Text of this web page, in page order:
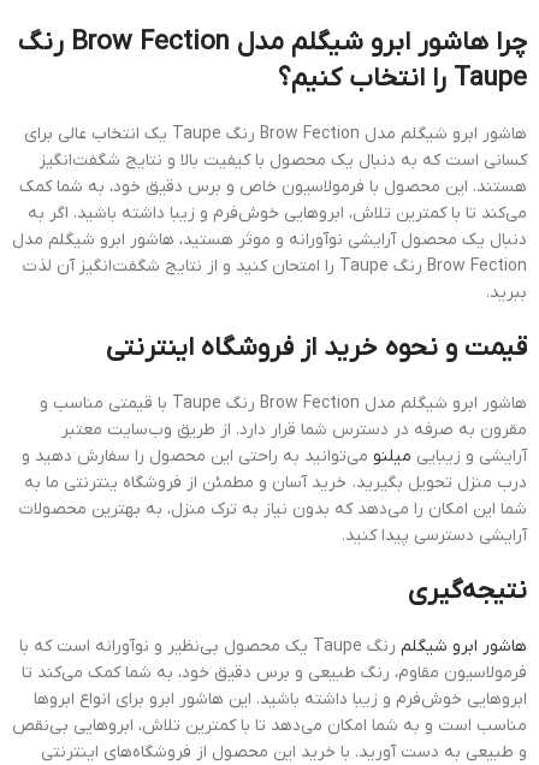
چرا هاشور ابرو شیگلم مدل Brow Fection رنگ
Taupe را انتخاب کنیم؟
هاشور ابرو شیگلم مدل Brow Fection رنگ Taupe یک انتخاب عالی برای
کسانی است که به دنبال یک محصول با کیفیت بالا و نتایج شگفت‌انگیز
هستند. این محصول با فرمولاسیون خاص و برس دقیق خود، به شما کمک
می‌کند تا با کمترین تلاش، ابروهایی خوش‌فرم و زیبا داشته باشید. اگر به
دنبال یک محصول آرایشی نوآورانه و موثر هستید، هاشور ابرو شیگلم مدل
Brow Fection رنگ Taupe را امتحان کنید و از نتایج شگفت‌انگیز آن لذت
ببرید.
قیمت و نحوه خرید از فروشگاه اینترنتی
هاشور ابرو شیگلم مدل Brow Fection رنگ Taupe با قیمتی مناسب و
مقرون به صرفه در دسترس شما قرار دارد. از طریق وب‌سایت‌ معتبر
آرایشی و زیبایی میلنو می‌توانید به راحتی این محصول را سفارش دهید و
درب منزل تحویل بگیرید. خرید آسان و مطمئن از فروشگاه‌ ینترنتی ما به
شما این امکان را می‌دهد که بدون نیاز به ترک منزل، به بهترین محصولات
آرایشی دسترسی پیدا کنید.
نتیجه‌گیری
هاشور ابرو شیگلم
رنگ Taupe یک محصول بی‌نظیر و نوآورانه است که با
فرمولاسیون مقاوم، رنگ طبیعی و برس دقیق خود، به شما کمک می‌کند تا
ابروهایی خوش‌فرم و زیبا داشته باشید. این هاشور ابرو برای انواع ابروها
مناسب است و به شما امکان می‌دهد تا با کمترین تلاش، ابروهایی بی‌نقص
و طبیعی به دست آورید. با خرید این محصول از فروشگاه‌های اینترنتی